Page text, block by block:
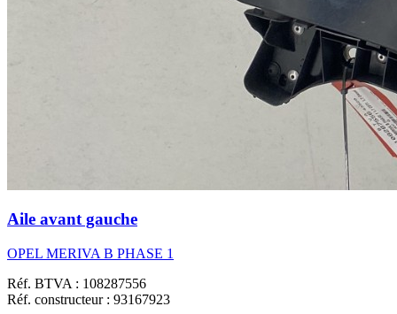
Aile avant gauche
OPEL MERIVA B PHASE 1
Réf. BTVA : 108287556
Réf. constructeur : 93167923